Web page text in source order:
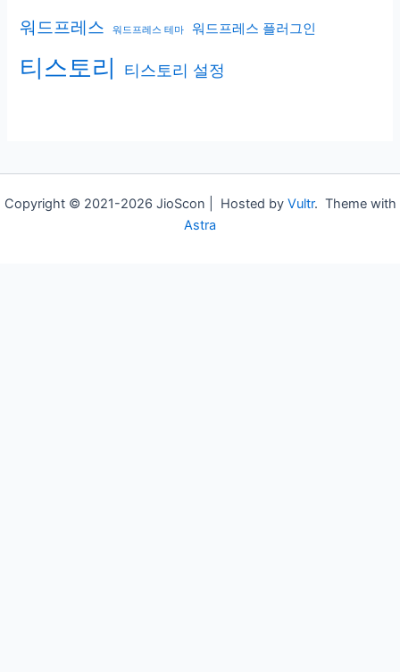
워드프레스 워드프레스 테마 워드프레스 플러그인
티스토리 티스토리 설정
Copyright © 2021-2026 JioScon | Hosted by Vultr. Theme with
Astra